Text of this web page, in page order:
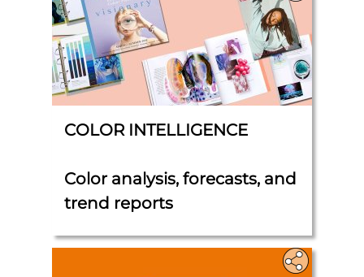
COLOR INTELLIGENCE
Color analysis, forecasts, and
trend reports